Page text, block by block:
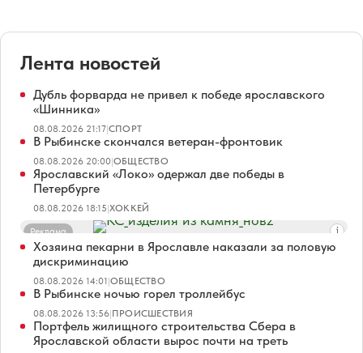
Лента новостей
Дубль форварда не привел к победе ярославского
«Шинника»
08.08.2026 21:17|СПОРТ
В Рыбинске скончался ветеран-фронтовик
08.08.2026 20:00|ОБЩЕСТВО
Ярославский «Локо» одержал две победы в
Петербурге
08.08.2026 18:15|ХОККЕЙ
Реклама
Хозяина пекарни в Ярославле наказали за половую
дискриминацию
08.08.2026 14:01|ОБЩЕСТВО
В Рыбинске ночью горел троллейбус
08.08.2026 13:56|ПРОИСШЕСТВИЯ
Портфель жилищного строительства Сбера в
Ярославской области вырос почти на треть